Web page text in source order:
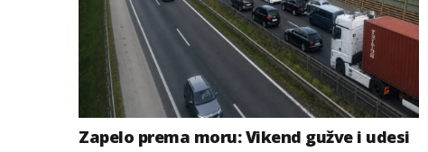
Zapelo prema moru: Vikend gužve i udesi